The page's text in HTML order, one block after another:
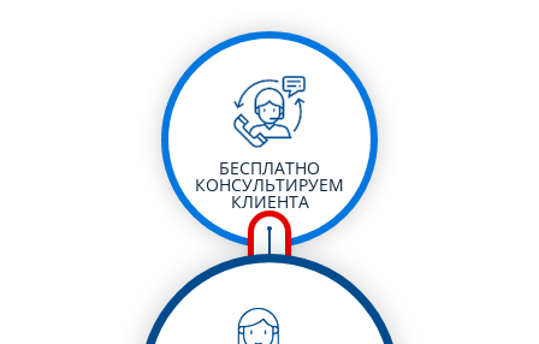
БЕСПЛАТНО
КОНСУЛЬТИРУЕМ
КЛИЕНТА